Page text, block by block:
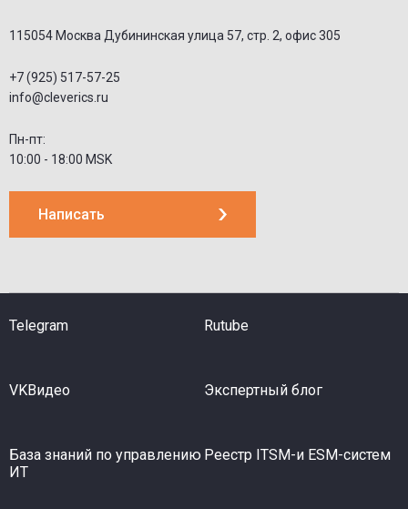
115054 Москва Дубининская улица 57, стр. 2, офис 305
+7 (925) 517-57-25
info@cleverics.ru
Пн-пт:
10:00 - 18:00 MSK
Написать
Telegram Rutube
VKВидео Экспертный блог
База знаний по управлению
ИТ
Реестр ITSM-и ESM-систем